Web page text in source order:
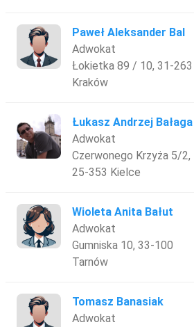
Paweł Aleksander Bal
Adwokat
Łokietka 89 / 10, 31-263
Kraków
Łukasz Andrzej Bałaga
Adwokat
Czerwonego Krzyża 5/2,
25-353 Kielce
Wioleta Anita Bałut
Adwokat
Gumniska 10, 33-100
Tarnów
Tomasz Banasiak
Adwokat